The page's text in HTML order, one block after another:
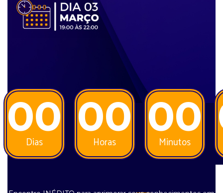
00
Dias
00
Horas
00
Minutos